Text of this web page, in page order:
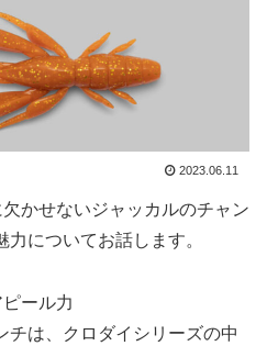
2023.06.11
かせないジャッカルのチャン
についてお話します。
ール力
チは、クロダイシリーズの中